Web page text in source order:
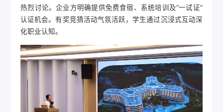
热烈讨论。企业方明确提供免费食宿、系统培训及“一试证”
认证机会。有奖竞猜活动气氛活跃，学生通过沉浸式互动深
化职业认知。